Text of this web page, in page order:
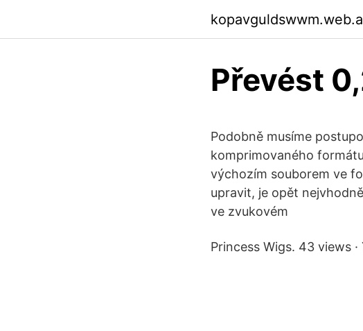
Převést
Podobně musíme
komprimovaného
výchozím souborem ve
upravit, je opět
ve zvukovém
Princess Wigs. 43 views